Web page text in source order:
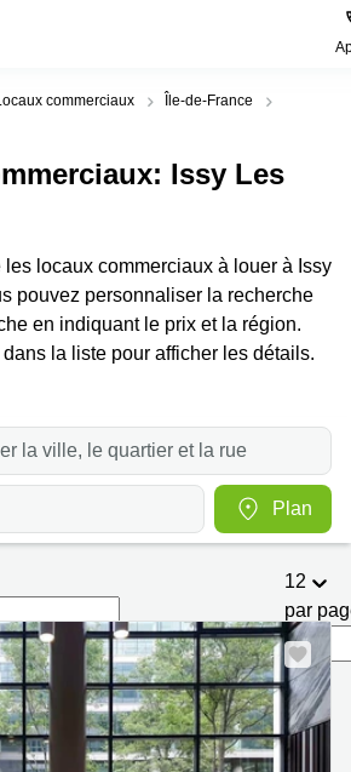
commerciaux
Île-de-France
: Issy Les
locaux commerciaux à louer à Issy
pouvez personnaliser la recherche
en indiquant le prix et la région.
la liste pour afficher les détails.
Plan
12
par